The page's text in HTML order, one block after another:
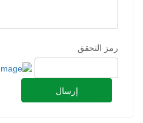
رمز التحقق
إرسال